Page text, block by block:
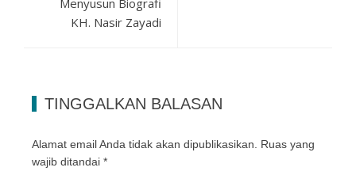
Menyusun Biografi
KH. Nasir Zayadi
TINGGALKAN BALASAN
Alamat email Anda tidak akan dipublikasikan. Ruas yang
wajib ditandai *